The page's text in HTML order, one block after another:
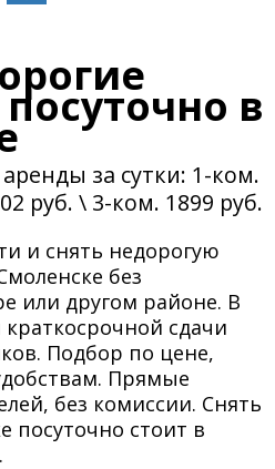
в
за сутки: 1-ком.
руб. \ 3-ком. 1899 руб.
и снять недорогую
без
или другом районе. В
краткосрочной сдачи
Подбор по цене,
Прямые
без комиссии. Снять
посуточно стоит в